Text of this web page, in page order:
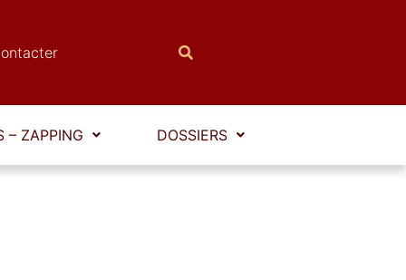
– ZAPPING DOSSIERS